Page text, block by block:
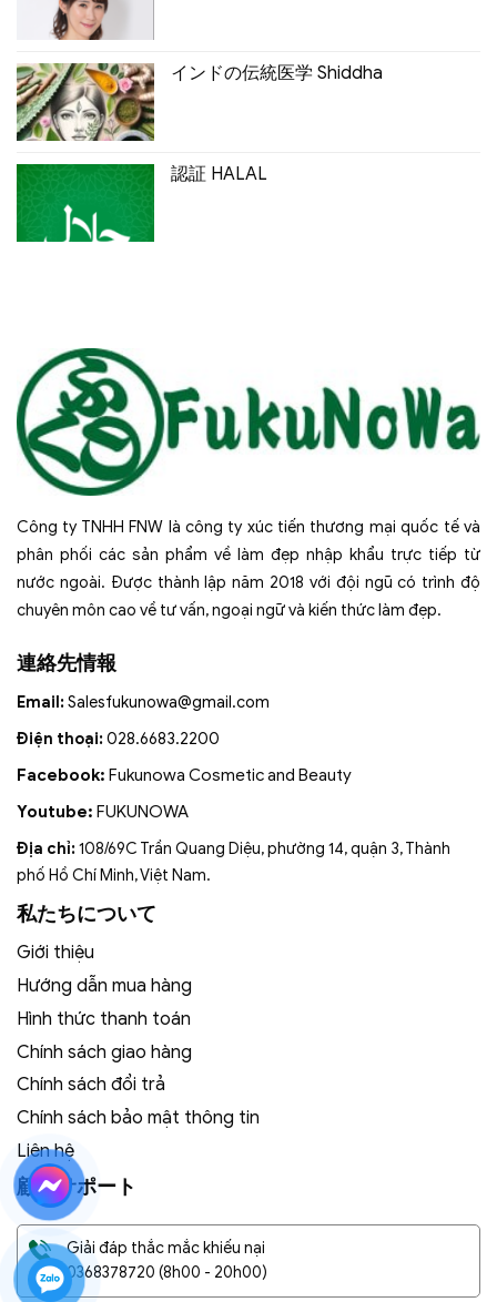
インドの伝統医学 Shiddha
認証 HALAL
Công ty TNHH FNW là công ty xúc tiến thương mại quốc tế và
phân phối các sản phẩm về làm đẹp nhập khẩu trực tiếp từ
nước ngoài. Được thành lập năm 2018 với đội ngũ có trình độ
chuyên môn cao về tư vấn, ngoại ngữ và kiến thức làm đẹp.
連絡先情報
Email:Salesfukunowa@gmail.com
Điện thoại:028.6683.2200
Facebook: Fukunowa Cosmetic and Beauty
Youtube: FUKUNOWA
Địa chỉ:108/69C Trần Quang Diệu, phường 14, quận 3, Thành
phố Hồ Chí Minh, Việt Nam.
私たちについて
Giới thiệu
Hướng dẫn mua hàng
Hình thức thanh toán
Chính sách giao hàng
Chính sách đổi trả
Chính sách bảo mật thông tin
Liên hệ
顧客サポート
Giải đáp thắc mắc khiếu nại
0368378720 (8h00 - 20h00)